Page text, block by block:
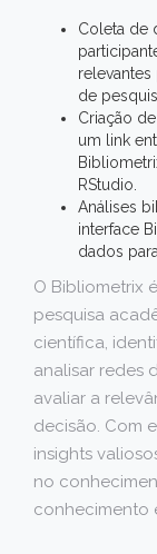
Coleta de
relevantes
de
Criação
um link
RStudio.
Análises
interface
dados
O Bibliometrix
pesquisa
científica,
analisar redes
avaliar a
decisão. Com
insights
no
conhecimento